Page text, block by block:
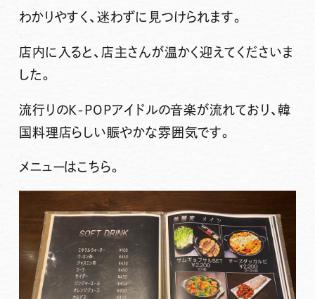
わかりやすく、迷わずに見つけられます。
店内に入ると、店主さんが温かく迎えてくださいま
した。
流行りのK-POPアイドルの音楽が流れており、韓
国料理店らしい賑やかな雰囲気です。
メニューはこちら。